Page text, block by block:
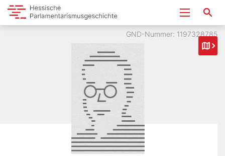
GND-Nummer: 1197328785